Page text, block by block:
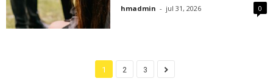
hmadmin - jul 31, 2026 0
1 2 3